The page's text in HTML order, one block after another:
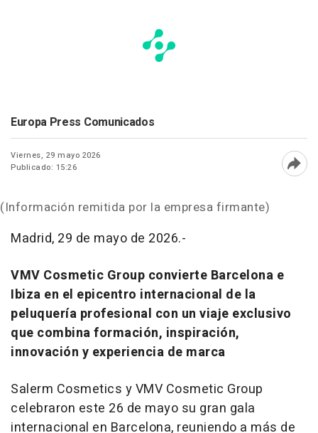
Europa Press Comunicados
Viernes, 29 mayo 2026
Publicado: 15:26
(Información remitida por la empresa firmante)
Madrid, 29 de mayo de 2026.-
VMV Cosmetic Group convierte Barcelona e
Ibiza en el epicentro internacional de la
peluquería profesional con un viaje exclusivo
que combina formación, inspiración,
innovación y experiencia de marca
Salerm Cosmetics y VMV Cosmetic Group
celebraron este 26 de mayo su gran gala
internacional en Barcelona, reuniendo a más de